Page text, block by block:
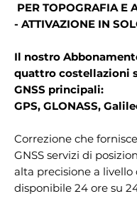
PER TOPOGRAFIA E
- ATTIVAZIONE IN
Il nostro
quattro costellazioni
GNSS principali:
GPS, GLONASS,
Correzione che
GNSS servizi di
alta precisione a
disponibile 24 ore su